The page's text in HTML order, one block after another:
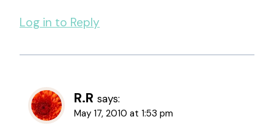
Log in to Reply
R.R says:
May 17, 2010 at 1:53 pm